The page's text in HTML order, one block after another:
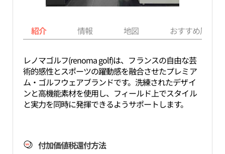
紹介 情報 地図 おすすめ周辺
レノマゴルフ(renoma golf)は、フランスの自由な芸
術的感性とスポーツの躍動感を融合させたプレミア
ム・ゴルフウェアブランドです。洗練されたデザイ
ンと高機能素材を使用し、フィールド上でスタイル
と実力を同時に発揮できるようサポートします。
付加価値税還付方法